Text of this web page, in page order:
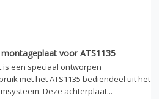
voor ATS1135
is een speciaal ontworpen
met het ATS1135 bediendeel uit het
Deze achterplaat...